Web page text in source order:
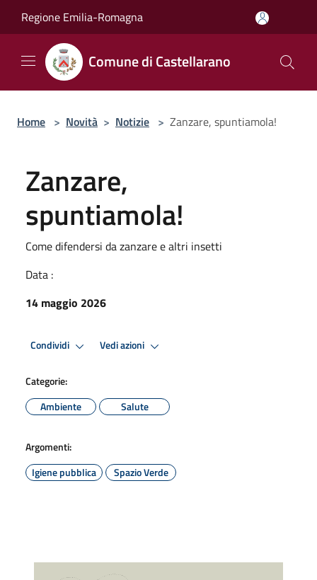
Regione Emilia-Romagna
Comune di Castellarano
Home > Novità > Notizie > Zanzare, spuntiamola!
Zanzare,
spuntiamola!
Come difendersi da zanzare e altri insetti
Data :
14 maggio 2026
Condividi Vedi azioni
Categorie:
Ambiente
Salute
Argomenti:
Igiene pubblica
Spazio Verde